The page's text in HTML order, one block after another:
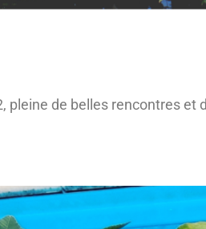
pleine de belles rencontres